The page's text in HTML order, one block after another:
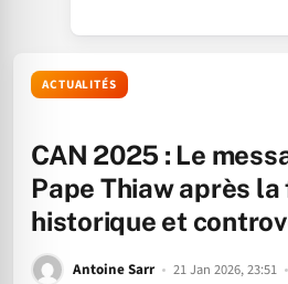
ACTUALITÉS
CAN 2025 : Le
Pape Thiaw après
historique et
Antoine Sarr 21 Jan 2026, 23:51